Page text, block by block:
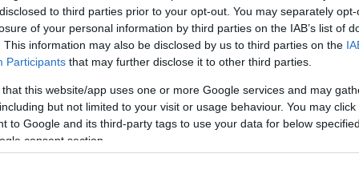
to third parties prior to your opt-out. You may separately
of your personal information by third parties on the IAB’s list of
This information may also be disclosed by us to third parties on the
Participants that may further disclose it to other third parties.
that this website/app uses one or more Google services and may
but not limited to your visit or usage behaviour. You may
to Google and its third-party tags to use your data for below
consent section.
elsőként szelte át a célvonalat a
Racing – amely nem mellesleg megnyerte
szüksége volt a győzelemre, hogy az
az utolsó körben Marco Wittmann a
a vége előtt ugyanis megelőzte őt.